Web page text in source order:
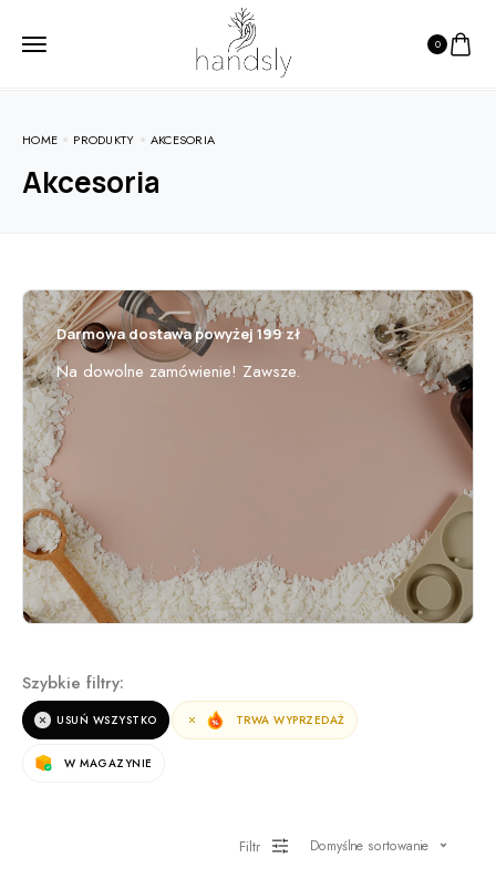
0
HOME PRODUKTY AKCESORIA
Akcesoria
Darmowa dostawa powyżej 199 zł
Na dowolne zamówienie! Zawsze.
Szybkie filtry:
USUŃ WSZYSTKO TRWA WYPRZEDAŻ
W MAGAZYNIE
Filtr Domyślne sortowanie